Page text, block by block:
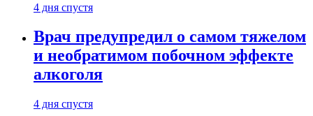
4 дня спустя
Врач предупредил о самом тяжелом
и необратимом побочном эффекте
алкоголя
4 дня спустя